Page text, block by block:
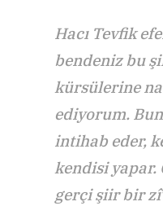
Hacı Tevfik
bendeniz bu
kürsülerine
ediyorum.
intihab eder,
kendisi
gerçi şiir bir